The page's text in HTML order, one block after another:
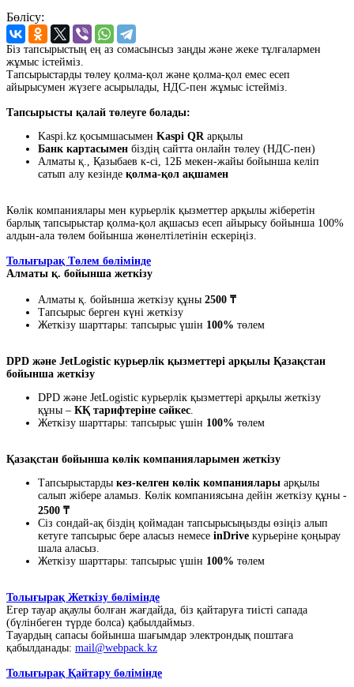
Бөлісу:
Біз тапсырыстың ең аз сомасынсыз заңды және жеке тұлғалармен
жұмыс істейміз.
Тапсырыстарды төлеу қолма-қол және қолма-қол емес есеп
айырысумен жүзеге асырылады, НДС-пен жұмыс істейміз.
Тапсырысты қалай төлеуге болады:
Kaspi.kz қосымшасымен Kaspi QRарқылы
Банк картасымен біздің сайтта онлайн төлеу (НДС-пен)
Алматы қ., Қазыбаев к-сі, 12Б мекен-жайы бойынша келіп
сатып алу кезінде қолма-қол ақшамен
Көлік компаниялары мен курьерлік қызметтер арқылы жіберетін
барлық тапсырыстар қолма-қол ақшасыз есеп айырысу бойынша 100%
алдын-ала төлем бойынша жөнелтілетінін ескеріңіз.
Толығырақ Төлем бөлімінде
Алматы қ. бойынша жеткізу
Алматы қ. бойынша жеткізу құны 2500 ₸
Тапсырыс берген күні жеткізу
Жеткізу шарттары: тапсырыс үшін 100% төлем
DPD және JetLogistic курьерлік қызметтері арқылы Қазақстан
бойынша жеткізу
DPD және JetLogistic курьерлік қызметтері арқылы жеткізу
құны – КҚ тарифтеріне сәйкес.
Жеткізу шарттары: тапсырыс үшін 100% төлем
Қазақстан бойынша көлік компанияларымен жеткізу
Тапсырыстарды кез-келген көлік компаниялары арқылы
салып жібере аламыз. Көлік компаниясына дейін жеткізу құны -
2500 ₸
Сіз сондай-ақ біздің қоймадан тапсырысыңызды өзіңіз алып
кетуге тапсырыс бере аласыз немесе inDrive курьеріне қоңырау
шала аласыз.
Жеткізу шарттары: тапсырыс үшін 100% төлем
Толығырақ Жеткізу бөлімінде
Егер тауар ақаулы болған жағдайда, біз қайтаруға тиісті сапада
(бүлінбеген түрде болса) қабылдаймыз.
Тауардың сапасы бойынша шағымдар электрондық поштаға
қабылданады: mail@webpack.kz
Толығырақ Қайтару бөлімінде